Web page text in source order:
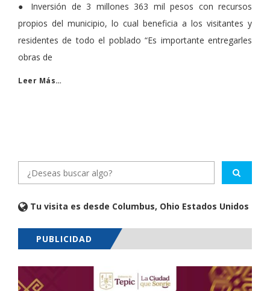
● Inversión de 3 millones 363 mil pesos con recursos
propios del municipio, lo cual beneficia a los visitantes y
residentes de todo el poblado “Es importante entregarles
obras de
Leer Más…
Tu visita es desde Columbus, Ohio Estados Unidos
PUBLICIDAD